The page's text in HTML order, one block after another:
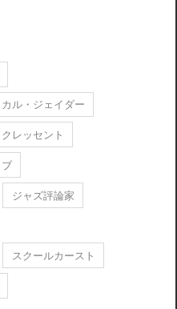
カル・ジェイダー
クレッセント
ジャズ評論家
スクールカースト